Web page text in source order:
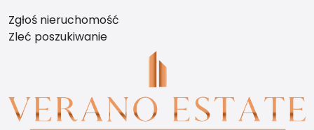
Zgłoś nieruchomość
Zleć poszukiwanie